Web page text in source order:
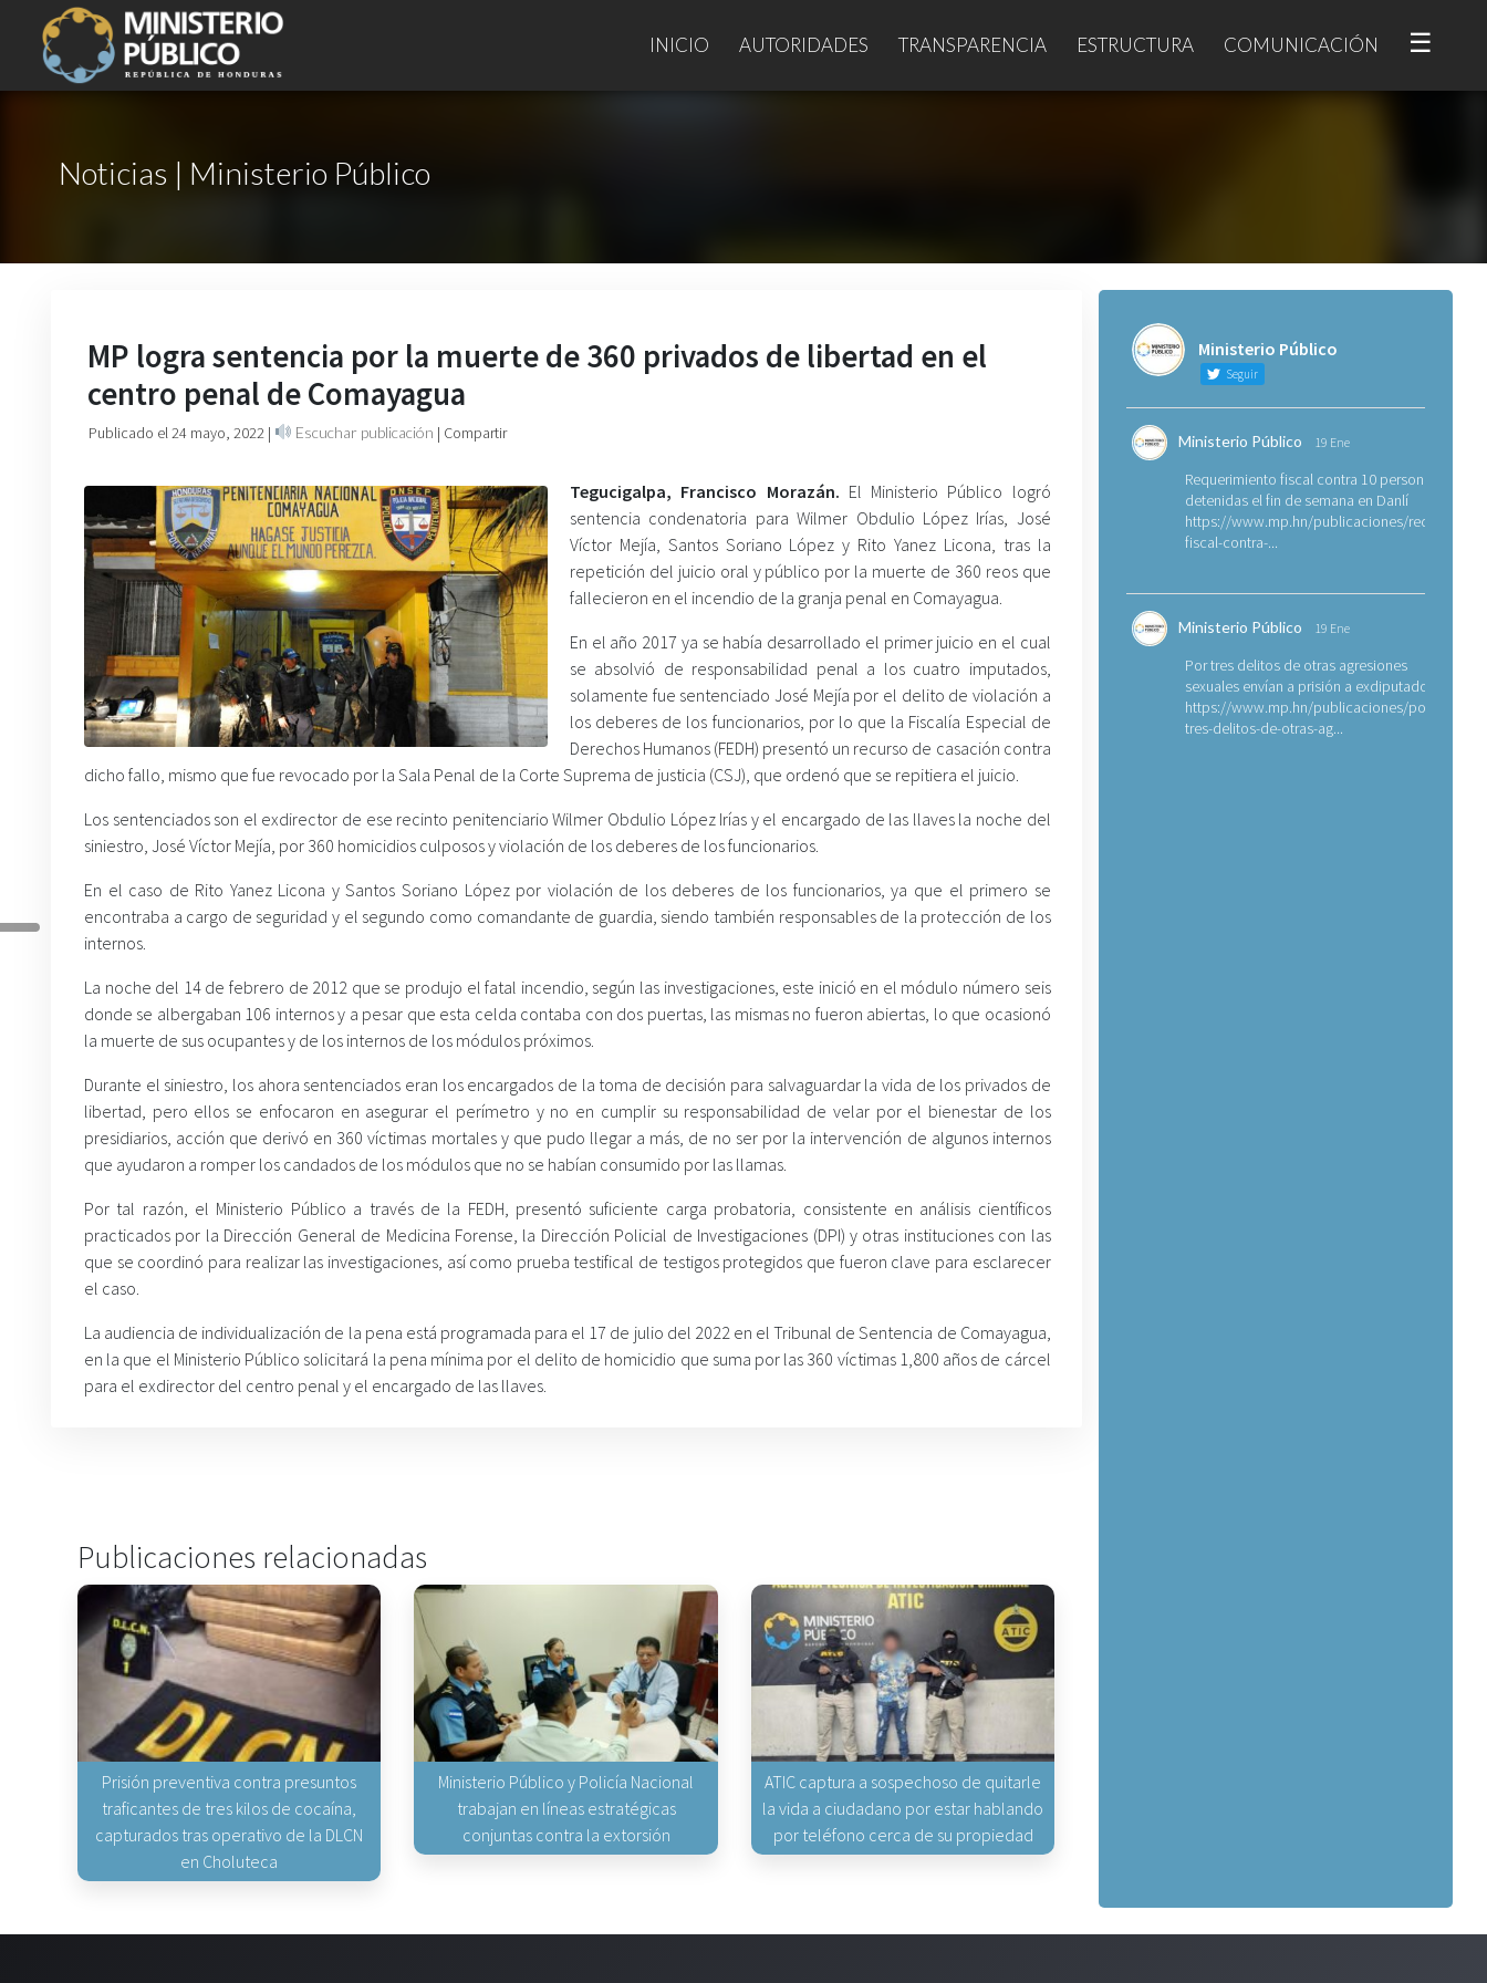
INICIO AUTORIDADES TRANSPARENCIA ESTRUCTURA COMUNICACIÓN ☰
Noticias | Ministerio Público
MP logra sentencia por la muerte de 360 privados de libertad en el
centro penal de Comayagua
Publicado el 24 mayo, 2022 | Escuchar publicación | Compartir
Tegucigalpa, Francisco Morazán. El Ministerio Público logró
sentencia condenatoria para Wilmer Obdulio López Irías, José
Víctor Mejía, Santos Soriano López y Rito Yanez Licona, tras la
repetición del juicio oral y público por la muerte de 360 reos que
fallecieron en el incendio de la granja penal en Comayagua.
En el año 2017 ya se había desarrollado el primer juicio en el cual
se absolvió de responsabilidad penal a los cuatro imputados,
solamente fue sentenciado José Mejía por el delito de violación a
los deberes de los funcionarios, por lo que la Fiscalía Especial de
Derechos Humanos (FEDH) presentó un recurso de casación contra
dicho fallo, mismo que fue revocado por la Sala Penal de la Corte Suprema de justicia (CSJ), que ordenó que se repitiera el juicio.
Los sentenciados son el exdirector de ese recinto penitenciario Wilmer Obdulio López Irías y el encargado de las llaves la noche del
siniestro, José Víctor Mejía, por 360 homicidios culposos y violación de los deberes de los funcionarios.
En el caso de Rito Yanez Licona y Santos Soriano López por violación de los deberes de los funcionarios, ya que el primero se
encontraba a cargo de seguridad y el segundo como comandante de guardia, siendo también responsables de la protección de los
internos.
La noche del 14 de febrero de 2012 que se produjo el fatal incendio, según las investigaciones, este inició en el módulo número seis
donde se albergaban 106 internos y a pesar que esta celda contaba con dos puertas, las mismas no fueron abiertas, lo que ocasionó
la muerte de sus ocupantes y de los internos de los módulos próximos.
Durante el siniestro, los ahora sentenciados eran los encargados de la toma de decisión para salvaguardar la vida de los privados de
libertad, pero ellos se enfocaron en asegurar el perímetro y no en cumplir su responsabilidad de velar por el bienestar de los
presidiarios, acción que derivó en 360 víctimas mortales y que pudo llegar a más, de no ser por la intervención de algunos internos
que ayudaron a romper los candados de los módulos que no se habían consumido por las llamas.
Por tal razón, el Ministerio Público a través de la FEDH, presentó suficiente carga probatoria, consistente en análisis científicos
practicados por la Dirección General de Medicina Forense, la Dirección Policial de Investigaciones (DPI) y otras instituciones con las
que se coordinó para realizar las investigaciones, así como prueba testifical de testigos protegidos que fueron clave para esclarecer
el caso.
La audiencia de individualización de la pena está programada para el 17 de julio del 2022 en el Tribunal de Sentencia de Comayagua,
en la que el Ministerio Público solicitará la pena mínima por el delito de homicidio que suma por las 360 víctimas 1,800 años de cárcel
para el exdirector del centro penal y el encargado de las llaves.
Publicaciones relacionadas
Prisión preventiva contra presuntos
traficantes de tres kilos de cocaína,
capturados tras operativo de la DLCN
en Choluteca
Ministerio Público y Policía Nacional
trabajan en líneas estratégicas
conjuntas contra la extorsión
ATIC captura a sospechoso de quitarle
la vida a ciudadano por estar hablando
por teléfono cerca de su propiedad
Ministerio Público
Seguir
Ministerio Público 19 Ene
Requerimiento fiscal contra 10 personas
detenidas el fin de semana en Danlí
https://www.mp.hn/publicaciones/
fiscal-contra-...
Ministerio Público 19 Ene
Por tres delitos de otras agresiones
sexuales envían a prisión a exdiputado
https://www.mp.hn/publicaciones/por-
tres-delitos-de-otras-ag...